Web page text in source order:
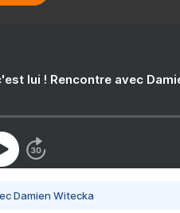
lui ! Rencontre avec
Damien Witecka